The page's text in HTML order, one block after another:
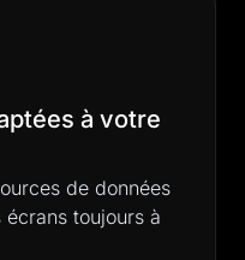
à votre
de données
toujours à